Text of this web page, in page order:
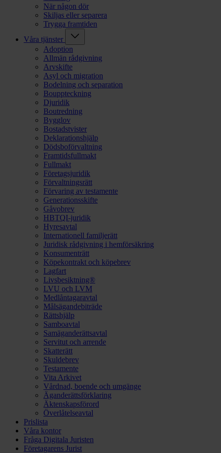
När någon dör
Skiljas eller separera
Trygga framtiden
Våra tjänster
Adoption
Allmän rådgivning
Arvskifte
Asyl och migration
Bodelning och separation
Bouppteckning
Djuridik
Boutredning
Bygglov
Bostadstvister
Deklarationshjälp
Dödsboförvaltning
Framtidsfullmakt
Fullmakt
Företagsjuridik
Förvaltningsrätt
Förvaring av testamente
Generationsskifte
Gåvobrev
HBTQI-juridik
Hyresavtal
Internationell familjerätt
Juridisk rådgivning i hemförsäkring
Konsumenträtt
Köpekontrakt och köpebrev
Lagfart
Livsbesiktning®
LVU och LVM
Medlåntagaravtal
Målsägandebiträde
Rättshjälp
Samboavtal
Samäganderättsavtal
Servitut och arrende
Skatterätt
Skuldebrev
Testamente
Vita Arkivet
Vårdnad, boende och umgänge
Äganderättsförklaring
Äktenskapsförord
Överlåtelseavtal
Prislista
Våra kontor
Fråga Digitala Juristen
Företagarens Jurist